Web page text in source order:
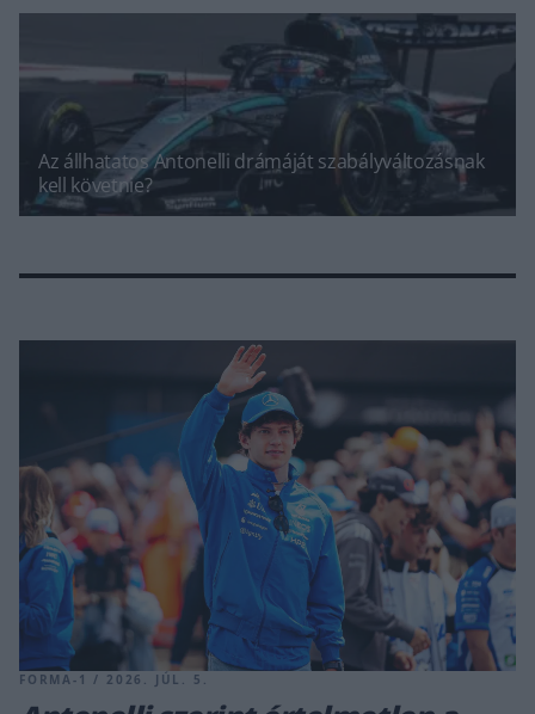
Az állhatatos Antonelli drámáját szabályváltozásnak
kell követnie?
FORMA-1 / 2026. JÚL. 5.